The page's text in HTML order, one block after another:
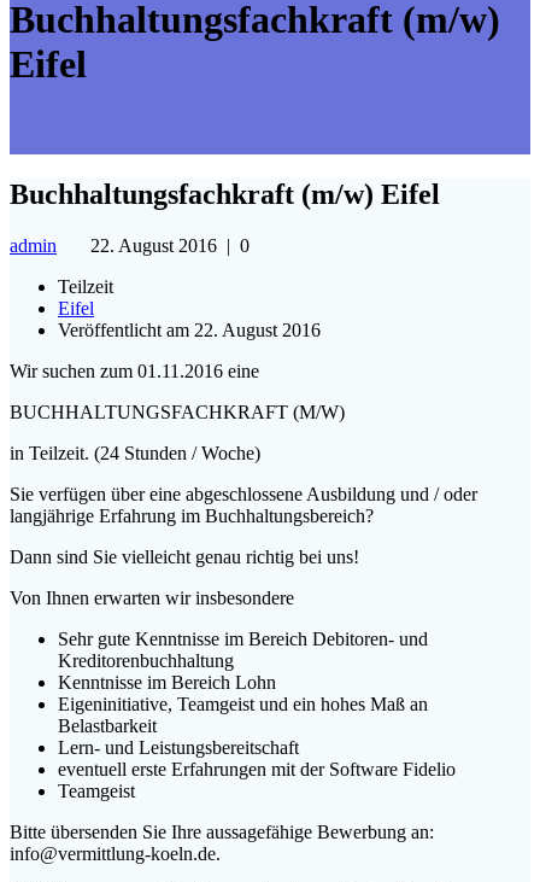
Buchhaltungsfachkraft (m/w)
Eifel
Buchhaltungsfachkraft (m/w) Eifel
admin 22. August 2016 | 0
Teilzeit
Eifel
Veröffentlicht am 22. August 2016
Wir suchen zum 01.11.2016 eine
BUCHHALTUNGSFACHKRAFT (M/W)
in Teilzeit. (24 Stunden / Woche)
Sie verfügen über eine abgeschlossene Ausbildung und / oder
langjährige Erfahrung im Buchhaltungsbereich?
Dann sind Sie vielleicht genau richtig bei uns!
Von Ihnen erwarten wir insbesondere
Sehr gute Kenntnisse im Bereich Debitoren- und
Kreditorenbuchhaltung
Kenntnisse im Bereich Lohn
Eigeninitiative, Teamgeist und ein hohes Maß an
Belastbarkeit
Lern- und Leistungsbereitschaft
eventuell erste Erfahrungen mit der Software Fidelio
Teamgeist
Bitte übersenden Sie Ihre aussagefähige Bewerbung an:
info@vermittlung-koeln.de.